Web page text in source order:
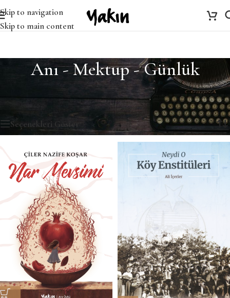
Skip to navigation
Skip to main content
Anı - Mektup - Günlük
Anı - Mektup - Günlük
Sayfa 3
35 sonuçtan 25-35 arası gösteriliyor
Seçenekleri Göster